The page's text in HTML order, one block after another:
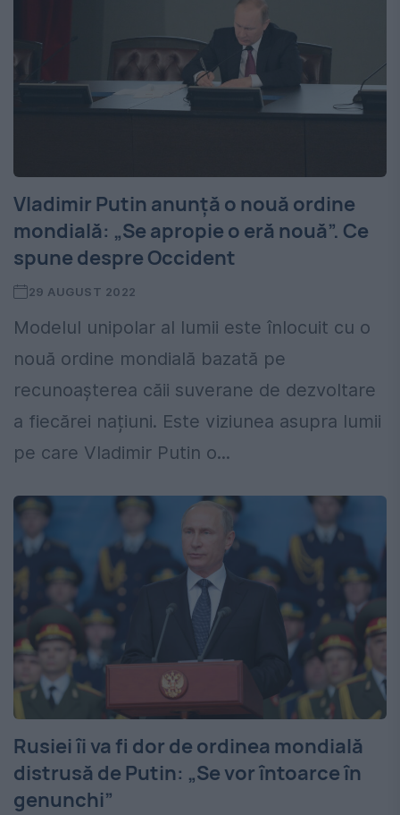
Vladimir Putin anunță o nouă ordine
mondială: „Se apropie o eră nouă”. Ce
spune despre Occident
29 AUGUST 2022
Modelul unipolar al lumii este înlocuit cu o
nouă ordine mondială bazată pe
recunoașterea căii suverane de dezvoltare
a fiecărei națiuni. Este viziunea asupra lumii
pe care Vladimir Putin o...
Rusiei îi va fi dor de ordinea mondială
distrusă de Putin: „Se vor întoarce în
genunchi”